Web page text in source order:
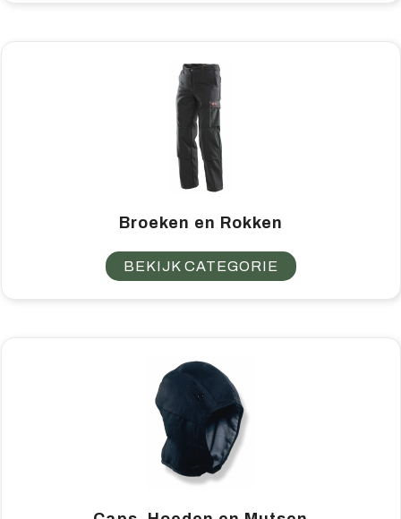
Broeken en Rokken
BEKIJK CATEGORIE